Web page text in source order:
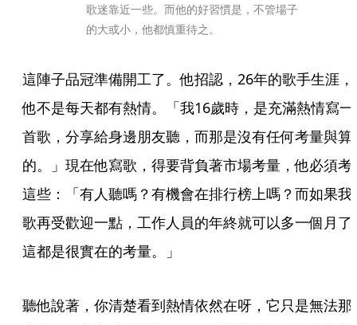
歌迷靠近一些。而他的好習慣是，不管場子
的大或小，他都慎重待之。
這陣子品冠準備開工了。他招認，26年的歌手生涯，
他不是每天都有熱情。「我16歲時，是充滿熱情寫一
首歌，分享給身邊朋友聽，而那是沒有任何考量與算
的。」現在他寫歌，得要背負著市場考量，他必須考
這些：「有人聽嗎？有機會在排行榜上嗎？而如果我
歌再受歡迎一點，工作人員的年終就可以多一個月了
這都是很實在的考量。」
聽他說著，你清楚看到熱情依然在呀，它只是無法那